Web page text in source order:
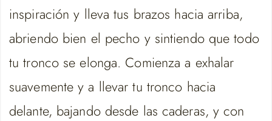
inspiración y lleva tus brazos hacia arriba,
abriendo bien el pecho y sintiendo que todo
tu tronco se elonga. Comienza a exhalar
suavemente y a llevar tu tronco hacia
delante, bajando desde las caderas, y con